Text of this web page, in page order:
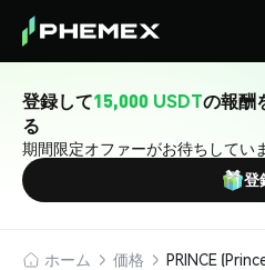
登録して15,000 USDTの報酬
る
期間限定オファーがお待ちしてい
登
ホーム 価格 PRINCE